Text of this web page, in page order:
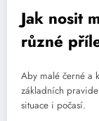
Jak nosit
různé
Aby malé černé a
základních
situace i počasí.